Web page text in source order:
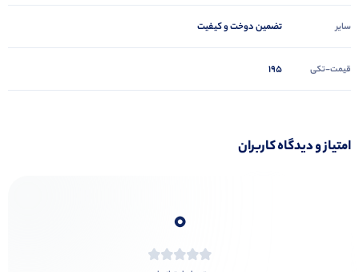
سایر تضمین دوخت و کیفیت
قیمت-تکی 195
امتیاز و دیدگاه کاربران
0